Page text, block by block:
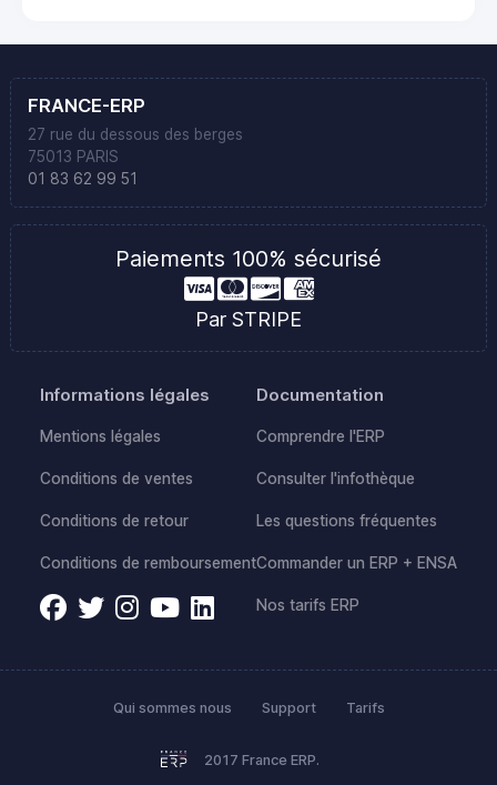
FRANCE-ERP
27 rue du dessous des berges
75013 PARIS
01 83 62 99 51
Paiements 100% sécurisé
Par STRIPE
Informations légales
Mentions légales
Conditions de ventes
Conditions de retour
Conditions de remboursement
Documentation
Comprendre l'ERP
Consulter l'infothèque
Les questions fréquentes
Commander un ERP + ENSA
Nos tarifs ERP
2017 France ERP.
Qui sommes nous Support Tarifs